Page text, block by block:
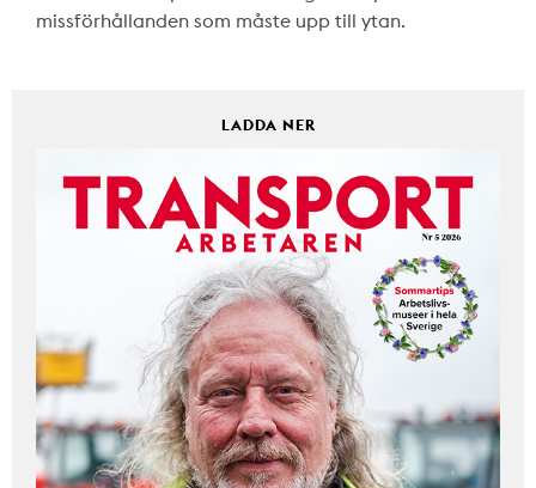
missförhållanden som måste upp till ytan.
LADDA NER